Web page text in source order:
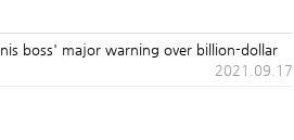
boss' major warning over billion-dollar
2021.09.17